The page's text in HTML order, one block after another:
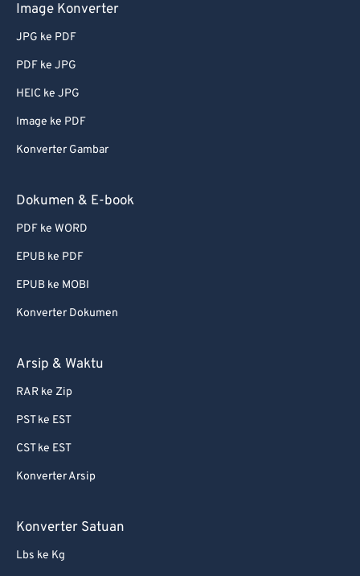
Image Konverter
JPG ke PDF
PDF ke JPG
HEIC ke JPG
Image ke PDF
Konverter Gambar
Dokumen & E-book
PDF ke WORD
EPUB ke PDF
EPUB ke MOBI
Konverter Dokumen
Arsip & Waktu
RAR ke Zip
PST ke EST
CST ke EST
Konverter Arsip
Konverter Satuan
Lbs ke Kg